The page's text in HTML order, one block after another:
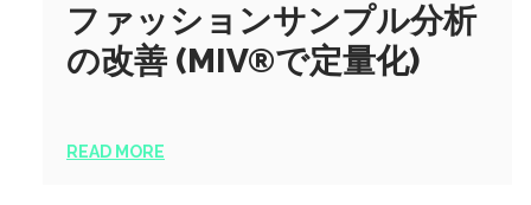
ファッションサンプル分析
の改善 (MIV®で定量化)
READ MORE